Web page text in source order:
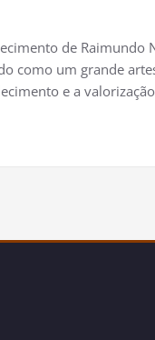
de Raimundo
como um grande
e a valorização